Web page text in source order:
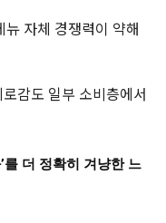
자체 경쟁력이 약해
감도 일부 소비층에서
를 더 정확히 겨냥한 느